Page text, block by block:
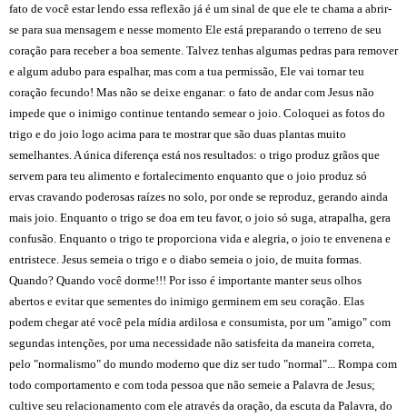
fato de você estar lendo essa reflexão já é um sinal de que ele te chama a abrir-
se para sua mensagem e nesse momento Ele está preparando o terreno de seu
coração para receber a boa semente. Talvez tenhas algumas pedras para remover
e algum adubo para espalhar, mas com a tua permissão, Ele vai tornar teu
coração fecundo! Mas não se deixe enganar: o fato de andar com Jesus não
impede que o inimigo continue tentando semear o joio. Coloquei as fotos do
trigo e do joio logo acima para te mostrar que são duas plantas muito
semelhantes. A única diferença está nos resultados: o trigo produz grãos que
servem para teu alimento e fortalecimento enquanto que o joio produz só
ervas cravando poderosas raízes no solo, por onde se reproduz, gerando ainda
mais joio. Enquanto o trigo se doa em teu favor, o joio só suga, atrapalha, gera
confusão. Enquanto o trigo te proporciona vida e alegria, o joio te envenena e
entristece. Jesus semeia o trigo e o diabo semeia o joio, de muita formas.
Quando? Quando você dorme!!! Por isso é importante manter seus olhos
abertos e evitar que sementes do inimigo germinem em seu coração. Elas
podem chegar até você pela mídia ardilosa e consumista, por um "amigo" com
segundas intenções, por uma necessidade não satisfeita da maneira correta,
pelo "normalismo" do mundo moderno que diz ser tudo "normal"... Rompa com
todo comportamento e com toda pessoa que não semeie a Palavra de Jesus;
cultive seu relacionamento com ele através da oração, da escuta da Palavra, do